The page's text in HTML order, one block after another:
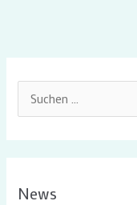
e
News